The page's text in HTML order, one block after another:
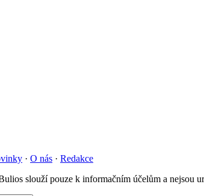
· O nás · Redakce
slouží pouze k informačním účelům a nejsou